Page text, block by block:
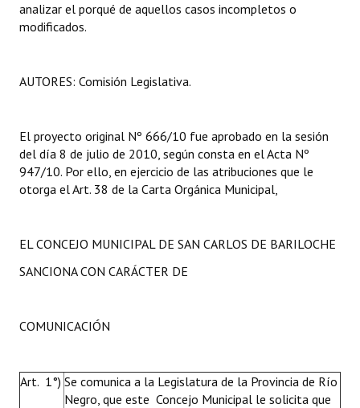
analizar el porqué de aquellos casos incompletos o
modificados.
AUTORES: Comisión Legislativa.
El proyecto original Nº 666/10 fue aprobado en la sesión
del día 8 de julio de 2010, según consta en el Acta Nº
947/10. Por ello, en ejercicio de las atribuciones que le
otorga el Art. 38 de la Carta Orgánica Municipal,
EL CONCEJO MUNICIPAL DE SAN CARLOS DE BARILOCHE
SANCIONA CON CARÁCTER DE
COMUNICACIÓN
Art. 1°) Se comunica a la Legislatura de la Provincia de Río
Negro, que este Concejo Municipal le solicita que